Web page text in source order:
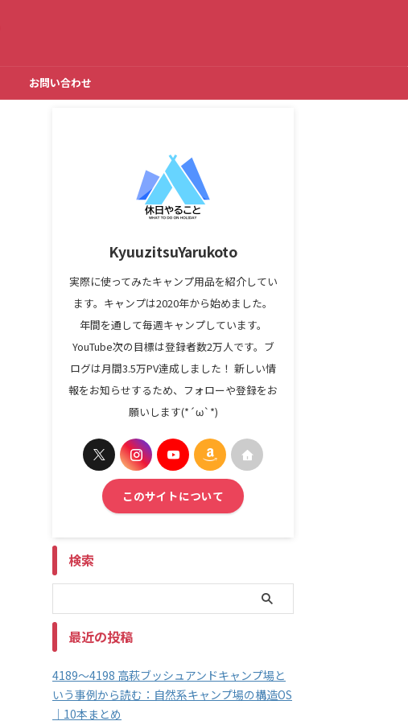
お問い合わせ
KyuuzitsuYarukoto
実際に使ってみたキャンプ用品を紹介してい
ます。キャンプは2020年から始めました。
年間を通して毎週キャンプしています。
YouTube次の目標は登録者数2万人です。ブ
ログは月間3.5万PV達成しました！ 新しい情
報をお知らせするため、フォローや登録をお
願いします(*´ω`*)
このサイトについて
検索
最近の投稿
4189～4198 高萩ブッシュアンドキャンプ場と
いう事例から読む：自然系キャンプ場の構造OS
｜10本まとめ